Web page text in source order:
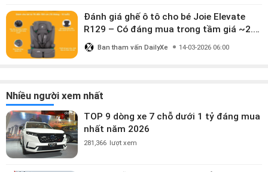
Đánh giá ghế ô tô cho bé Joie Elevate
R129 – Có đáng mua trong tầm giá ~2.8
triệu?
Ban tham vấn DailyXe 14-03-2026 06:00
Nhiều người xem nhất
TOP 9 dòng xe 7 chỗ dưới 1 tỷ đáng mua
nhất năm 2026
281,366 lượt xem